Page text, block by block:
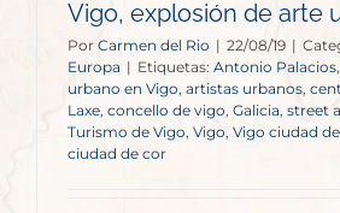
Vigo, explosión de arte
Por Carmen del Rio | 22/08/19 |
Europa | Etiquetas: Antonio Palacios
urbano en Vigo artistas urbanos
Laxe concello de vigo, Galicia street
Turismo de Vigo, Vigo, Vigo ciudad
ciudad de cor